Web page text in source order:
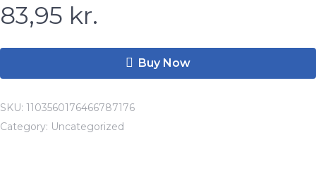
83,95 kr.
Buy Now
SKU: 1103560176466787176
Category: Uncategorized